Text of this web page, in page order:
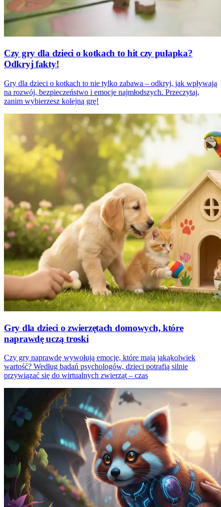
Czy gry dla dzieci o kotkach to hit czy pułapka?
Odkryj fakty!
Gry dla dzieci o kotkach to nie tylko zabawa – odkryj, jak wpływają
na rozwój, bezpieczeństwo i emocje najmłodszych. Przeczytaj,
zanim wybierzesz kolejną grę!
Gry dla dzieci o zwierzętach domowych, które
naprawdę uczą troski
Czy gry naprawdę wywołują emocje, które mają jakąkolwiek
wartość? Według badań psychologów, dzieci potrafią silnie
przywiązać się do wirtualnych zwierząt – czas